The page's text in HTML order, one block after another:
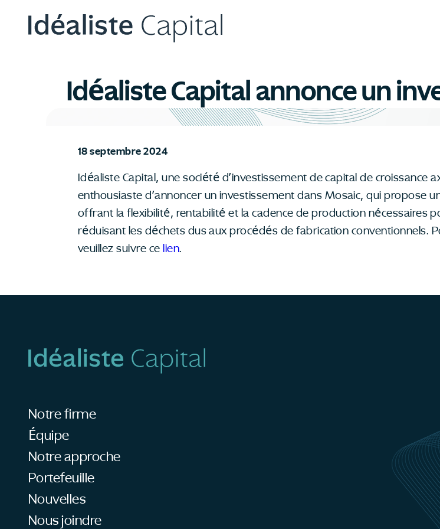
Idéaliste Capital annonce un
18 septembre 2024
Idéaliste Capital, une société d’investissement de capital de croissance
enthousiaste d’annoncer un investissement dans Mosaic, qui propose
offrant la flexibilité, rentabilité et la cadence de production nécessaires
réduisant les déchets dus aux procédés de fabrication conventionnels.
veuillez suivre celien.
Notre firme
Équipe
Notre approche
Portefeuille
Nouvelles
Nous joindre